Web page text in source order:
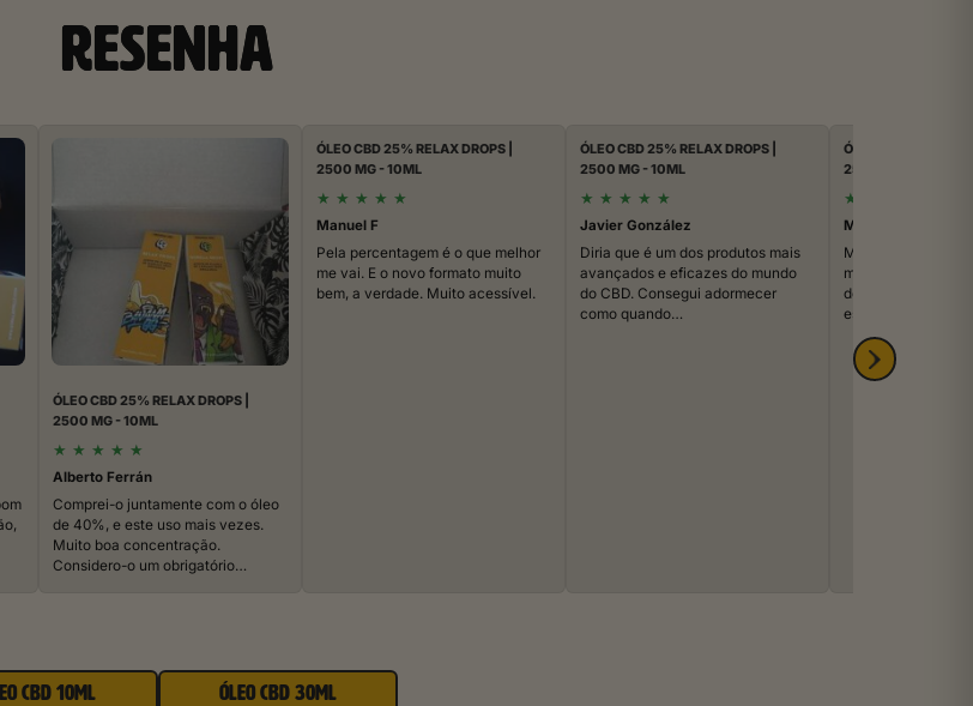
RESENHA
ÓLEO CBD 25% RELAX DROPS |
2500 MG - 10ML
★ ★ ★ ★ ★
Alberto Ferrán
Comprei-o juntamente com o óleo
de 40%, e este uso mais vezes.
Muito boa concentração.
Considero-o um obrigatório…
ÓLEO CBD 25% RELAX DROPS |
2500 MG - 10ML
★ ★ ★ ★ ★
Manuel F
Pela percentagem é o que melhor
me vai. E o novo formato muito
bem, a verdade. Muito acessível.
ÓLEO CBD 25% RELAX DROPS |
2500 MG - 10ML
★ ★ ★ ★ ★
Javier González
Diria que é um dos produtos mais
avançados e eficazes do mundo
do CBD. Consegui adormecer
como quando…
ÓLEO CBD 25%
2500 MG - 10ML
★
Maca R
Muito contente.
muita fé na
deram, mas a
estou…
CBD 10ML ÓLEO CBD 30ML